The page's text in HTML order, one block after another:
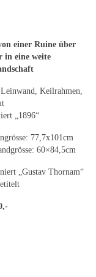
einer Ruine über
in eine weite
Keilrahmen,
„1896“
77,7x101cm
60×84,5cm
„Gustav Thornam“